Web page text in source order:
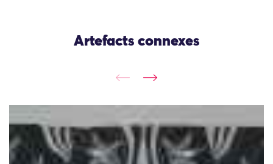
Artefacts connexes